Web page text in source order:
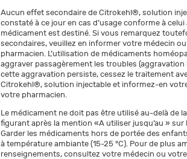
Aucun effet secondaire de Citrokehl®, solution
constaté à ce jour en cas d’usage conforme à celui
médicament est destiné. Si vous remarquez
secondaires, veuillez en informer votre médecin
pharmacien. L’utilisation de médicaments
aggraver passagèrement les troubles (aggravation
cette aggravation persiste, cessez le traitement
Citrokehl®, solution injectable et informez-en
votre pharmacien.
Le médicament ne doit pas être utilisé au-delà de
figurant après la mention «A utiliser jusqu’au » sur
Garder les médicaments hors de portée des
à température ambiante (15-25 °C). Pour de plus
renseignements, consultez votre médecin ou votre